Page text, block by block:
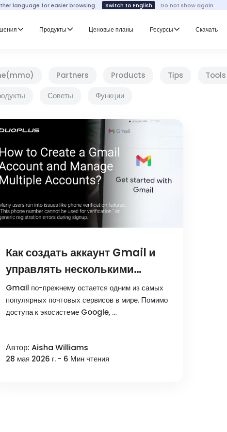
language for easier browsing. Switch to English Do not show again
Продукты Ценовые планы Ресурсы Скачать
Partners Products Tips Tools
Советы Функции
Как создать аккаунт Gmail и
управлять несколькими
аккаунтами?
Gmail по-прежнему остается одним из самых
популярных почтовых сервисов в мире. Помимо
доступа к экосистеме Google, …
Автор: Aisha Williams
28 мая 2026 г. - 6 Мин чтения